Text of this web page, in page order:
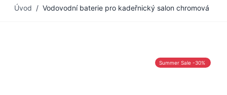
Úvod / Vodovodní baterie pro kadeřnický salon chromová
Summer Sale -30%